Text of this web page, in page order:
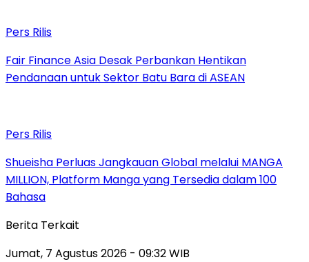
Pers Rilis
Fair Finance Asia Desak Perbankan Hentikan
Pendanaan untuk Sektor Batu Bara di ASEAN
Pers Rilis
Shueisha Perluas Jangkauan Global melalui MANGA
MILLION, Platform Manga yang Tersedia dalam 100
Bahasa
Berita Terkait
Jumat, 7 Agustus 2026 - 09:32 WIB